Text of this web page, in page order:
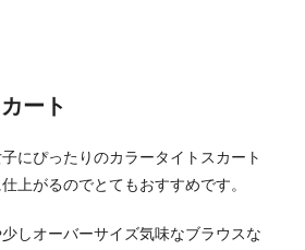
ート
にぴったりのカラータイトスカート
上がるのでとてもおすすめです。
しオーバーサイズ気味なブラウスな